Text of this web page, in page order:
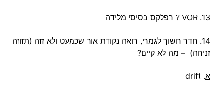
13. VOR ? רפלקס בסיסי מלידה
14. חדר חשוך לגמרי, רואה נקודת אור שכמעט ולא זזה (תזוזה
זניחה) – מה לא קיים?
א. drift